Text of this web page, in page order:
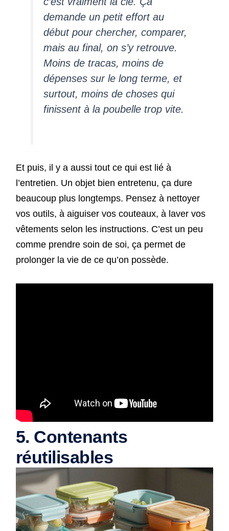
demande un petit effort au
début pour chercher, comparer,
mais au final, on s’y retrouve.
Moins de tracas, moins de
dépenses sur le long terme, et
surtout, moins de choses qui
finissent à la poubelle trop vite.
Et puis, il y a aussi tout ce qui est lié à
l’entretien. Un objet bien entretenu, ça dure
beaucoup plus longtemps. Pensez à nettoyer
vos outils, à aiguiser vos couteaux, à laver vos
vêtements selon les instructions. C’est un peu
comme prendre soin de soi, ça permet de
prolonger la vie de ce qu’on possède.
5. Contenants
réutilisables